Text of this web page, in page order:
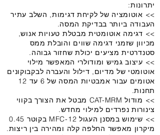
יתרונות:
>> אוטומציה של לקיחת דגימות, השלב עתיר
העבודה ביותר בבדיקת המסה.
>> דגימה אוטומטית מבטלת טעויות אנוש,
מכיוון שזמני דגימה שווים והובלת ממס
סטנדרטית מציעים יכולת שחזור גבוהה.
>> עיצוב גמיש ומודולרי המאפשר מילוי
אוטומטי של מדיום, דילול והעברה לבקבוקונים
אטומים עבור אמבטיות המסה של 6 עד 12
תחנות.
>> מודול CAT-MRM מבטל את הצורך בקווי
צינורות נפרדים למילוי מחדש.
>> שימוש במסנן העגול MFC-12 בקוטר 0.45
מיקרון מאפשר החלפה קלה ומהירה בין ריצות.